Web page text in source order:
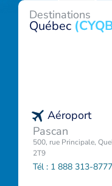
Destinations
Québec
Aéroport
Pascan
500, rue Principale,
2T9
Tél : 1 888 313-